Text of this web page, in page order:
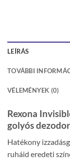
LEÍRÁS
TOVÁBBI
VÉLEMÉNYEK (0)
Rexona
golyós
Hatékony
ruháid eredeti